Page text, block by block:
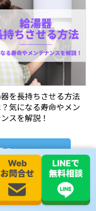
を長持ちさせる方法
？気になる寿命やメン
スを解説！
の
ちら